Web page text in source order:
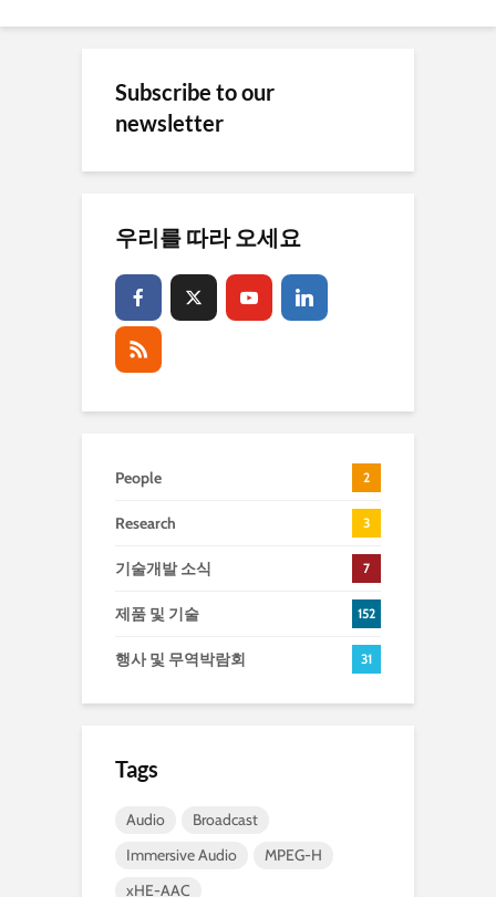
Subscribe to our
newsletter
우리를 따라 오세요
People 2
Research 3
기술개발 소식 7
제품 및 기술 152
행사 및 무역박람회 31
Tags
Audio
Broadcast
Immersive Audio
MPEG-H
xHE-AAC